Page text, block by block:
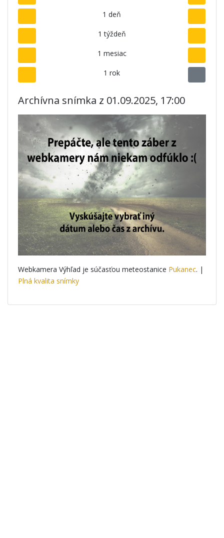
1 deň
1 týždeň
1 mesiac
1 rok
Archívna snímka z 01.09.2025, 17:00
Webkamera Výhľad je súčasťou meteostanice Pukanec. |
Plná kvalita snímky